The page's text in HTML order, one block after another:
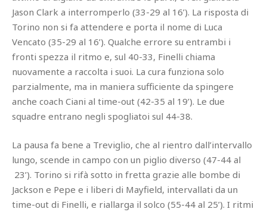
Jason Clark a interromperlo (33-29 al 16’). La risposta di
Torino non si fa attendere e porta il nome di Luca
Vencato (35-29 al 16’). Qualche errore su entrambi i
fronti spezza il ritmo e, sul 40-33, Finelli chiama
nuovamente a raccolta i suoi. La cura funziona solo
parzialmente, ma in maniera sufficiente da spingere
anche coach Ciani al time-out (42-35 al 19’). Le due
squadre entrano negli spogliatoi sul 44-38.
La pausa fa bene a Treviglio, che al rientro dall’intervallo
lungo, scende in campo con un piglio diverso (47-44 al
23’). Torino si rifà sotto in fretta grazie alle bombe di
Jackson e Pepe e i liberi di Mayfield, intervallati da un
time-out di Finelli, e riallarga il solco (55-44 al 25’). I ritmi